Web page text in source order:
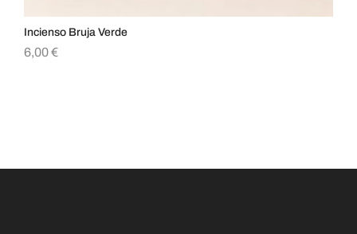
Incienso Bruja Verde
6,00€